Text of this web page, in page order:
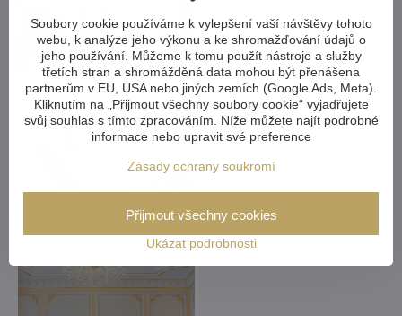
Soubory cookie používáme k vylepšení vaší návštěvy tohoto
webu, k analýze jeho výkonu a ke shromažďování údajů o
jeho používání. Můžeme k tomu použít nástroje a služby
třetích stran a shromážděná data mohou být přenášena
partnerům v EU, USA nebo jiných zemích (Google Ads, Meta).
Kliknutím na „Přijmout všechny soubory cookie“ vyjadřujete
svůj souhlas s tímto zpracováním. Níže můžete najít podrobné
informace nebo upravit své preference
Zásady ochrany soukromí
Ukázat podrobnosti
Přijmout všechny cookies